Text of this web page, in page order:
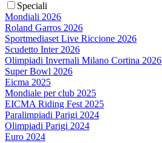
Speciali
Mondiali 2026
Roland Garros 2026
Sportmediaset Live Riccione 2026
Scudetto Inter 2026
Olimpiadi Invernali Milano Cortina 2026
Super Bowl 2026
Eicma 2025
Mondiale per club 2025
EICMA Riding Fest 2025
Paralimpiadi Parigi 2024
Olimpiadi Parigi 2024
Euro 2024